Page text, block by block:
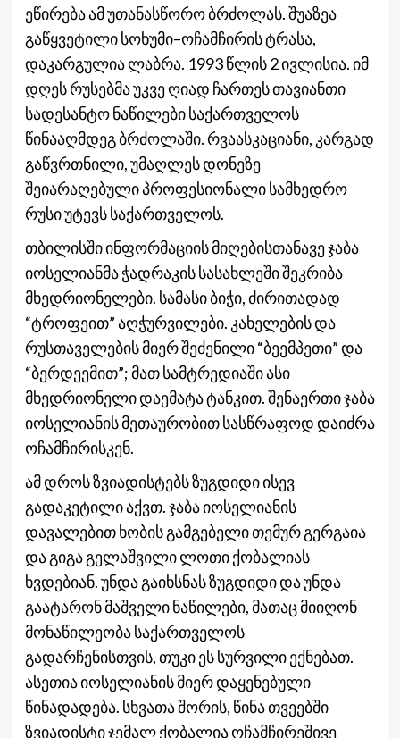
ეწირება ამ უთანასწორო ბრძოლას. შუაზეა
გაწყვეტილი სოხუმი–ოჩამჩირის ტრასა,
დაკარგულია ლაბრა. 1993 წლის 2 ივლისია. იმ
დღეს რუსებმა უკვე ღიად ჩართეს თავიანთი
სადესანტო ნაწილები საქართველოს
წინააღმდეგ ბრძოლაში. რვაასკაციანი, კარგად
გაწვრთნილი, უმაღლეს დონეზე
შეიარაღებული პროფესიონალი სამხედრო
რუსი უტევს საქართველოს.
თბილისში ინფორმაციის მიღებისთანავე ჯაბა
იოსელიანმა ჭადრაკის სასახლეში შეკრიბა
მხედრიონელები. სამასი ბიჭი, ძირითადად
“ტროფეით” აღჭურვილები. კახელების და
რუსთაველების მიერ შეძენილი “ბეემპეთი” და
“ბერდეემით”; მათ სამტრედიაში ასი
მხედრიონელი დაემატა ტანკით. შენაერთი ჯაბა
იოსელიანის მეთაურობით სასწრაფოდ დაიძრა
ოჩამჩირისკენ.
ამ დროს ზვიადისტებს ზუგდიდი ისევ
გადაკეტილი აქვთ. ჯაბა იოსელიანის
დავალებით ხობის გამგებელი თემურ გერგაია
და გიგა გელაშვილი ლოთი ქობალიას
ხვდებიან. უნდა გაიხსნას ზუგდიდი და უნდა
გაატარონ მაშველი ნაწილები, მათაც მიიღონ
მონაწილეობა საქართველოს
გადარჩენისთვის, თუკი ეს სურვილი ექნებათ.
ასეთია იოსელიანის მიერ დაყენებული
წინადადება. სხვათა შორის, წინა თვეებში
ზვიადისტი ჯემალ ქობალია ოჩამჩირეშივე